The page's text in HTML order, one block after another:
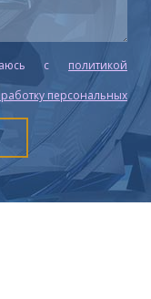
c политикой
персональных